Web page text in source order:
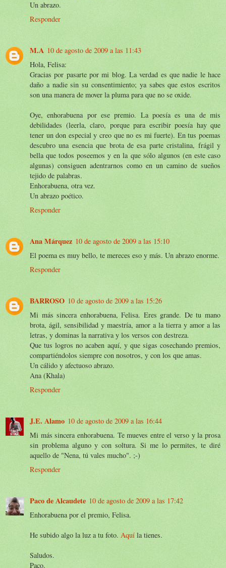
Un abrazo.
Responder
M.A 10 de agosto de 2009 a las 11:43
Hola, Felisa:
Gracias por pasarte por mi blog. La verdad es que nadie le hace
daño a nadie sin su consentimiento; ya sabes que estos escritos
son una manera de mover la pluma para que no se oxide.
Oye, enhorabuena por ese premio. La poesía es una de mis
debilidades (leerla, claro, porque para escribir poesía hay que
tener un don especial y creo que no es mi fuerte). En tus poemas
descubro una esencia que brota de esa parte cristalina, frágil y
bella que todos poseemos y en la que sólo algunos (en este caso
algunas) consiguen adentrarnos como en un camino de sueños
tejido de palabras.
Enhorabuena, otra vez.
Un abrazo poético.
Responder
Ana Márquez 10 de agosto de 2009 a las 15:10
El poema es muy bello, te mereces eso y más. Un abrazo enorme.
Responder
BARROSO 10 de agosto de 2009 a las 15:26
Mi más sincera enhorabuena, Felisa. Eres grande. De tu mano
brota, ágil, sensibilidad y maestría, amor a la tierra y amor a las
letras, y dominas la narrativa y los versos con destreza.
Que tus logros no acaben aquí, y que sigas cosechando premios,
compartiéndolos siempre con nosotros, y con los que amas.
Un cálido y afectuoso abrazo.
Ana (Khala)
Responder
J.E. Alamo 10 de agosto de 2009 a las 16:44
Mi más sincera enhorabuena. Te mueves entre el verso y la prosa
sin problema alguno y con soltura. Si me lo permites, te diré
aquello de "Nena, tú vales mucho". ;-)
Responder
Paco de Alcaudete 10 de agosto de 2009 a las 17:42
Enhorabuena por el premio, Felisa.
He subido algo la luz a tu foto. Aquí la tienes.
Saludos.
Paco.